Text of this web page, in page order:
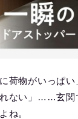
荷物がいっぱ
ない」……玄関
ね。